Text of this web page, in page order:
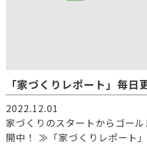
「家づくりレポート」毎日
2022.12.01
家づくりのスタートからゴー
開中！ ≫「家づくりレポート